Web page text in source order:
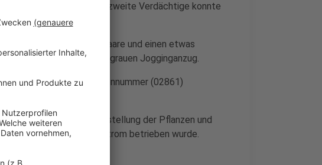
vorgeführt werden. Der zweite Verdächtige konnte
hat kurze dunkle Haare und einen etwas
Gesuchte mit einem hellgrauen Jogginganzug.
Borken unter der Telefonnummer (02861)
Polizei bei der Sicherstellung der Pflanzen und
illegal abgezweigten Strom betrieben wurde.